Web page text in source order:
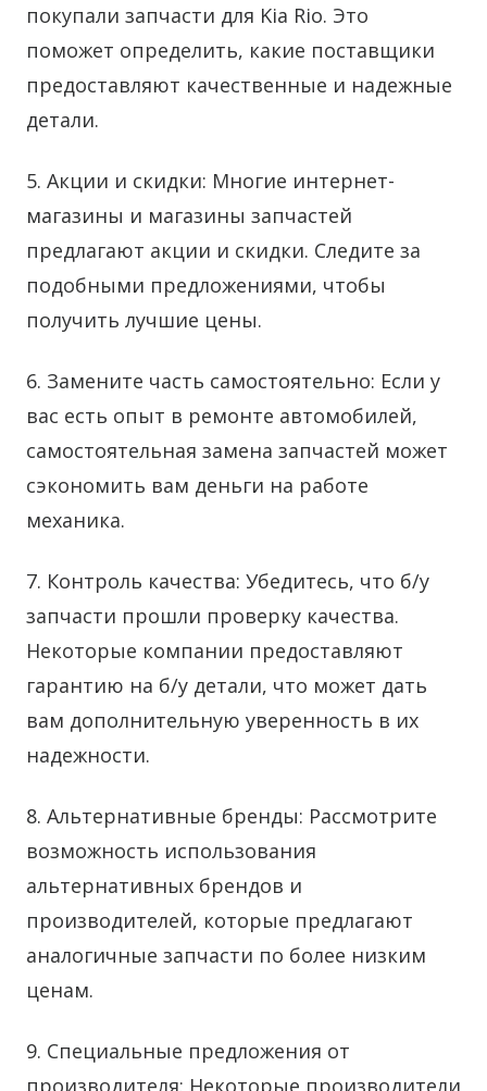
покупали запчасти для Kia Rio. Это
поможет определить, какие поставщики
предоставляют качественные и надежные
детали.
5. Акции и скидки: Многие интернет-
магазины и магазины запчастей
предлагают акции и скидки. Следите за
подобными предложениями, чтобы
получить лучшие цены.
6. Замените часть самостоятельно: Если у
вас есть опыт в ремонте автомобилей,
самостоятельная замена запчастей может
сэкономить вам деньги на работе
механика.
7. Контроль качества: Убедитесь, что б/у
запчасти прошли проверку качества.
Некоторые компании предоставляют
гарантию на б/у детали, что может дать
вам дополнительную уверенность в их
надежности.
8. Альтернативные бренды: Рассмотрите
возможность использования
альтернативных брендов и
производителей, которые предлагают
аналогичные запчасти по более низким
ценам.
9. Специальные предложения от
производителя: Некоторые производители